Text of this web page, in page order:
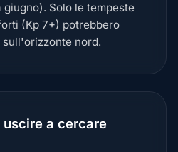
Solo le tempeste
(Kp 7+) potrebbero
nord.
a cercare